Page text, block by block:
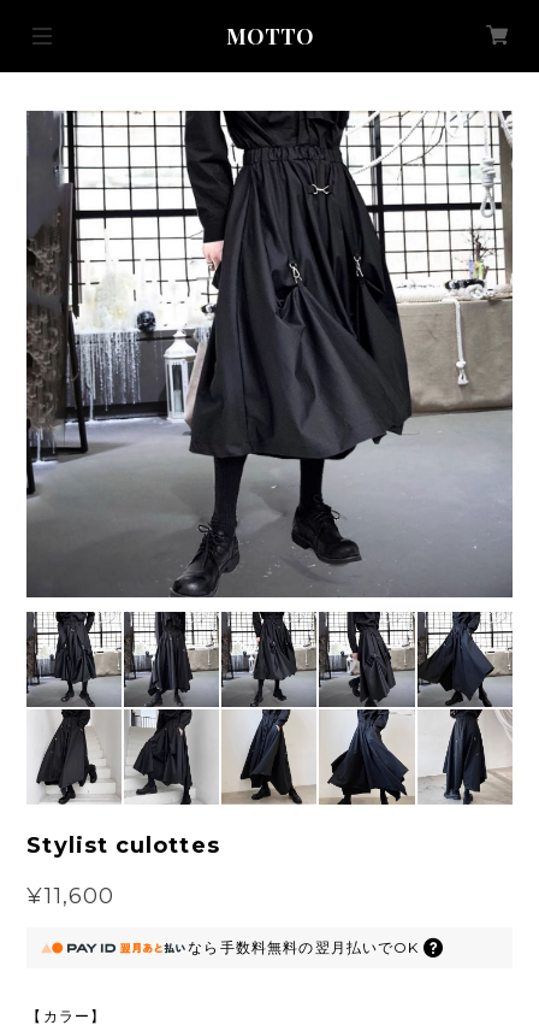
MOTTO
Stylist culottes
¥11,600
なら 手数料無料の翌月払いでOK
【カラー】